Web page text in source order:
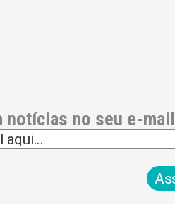
notícias no seu e-mail